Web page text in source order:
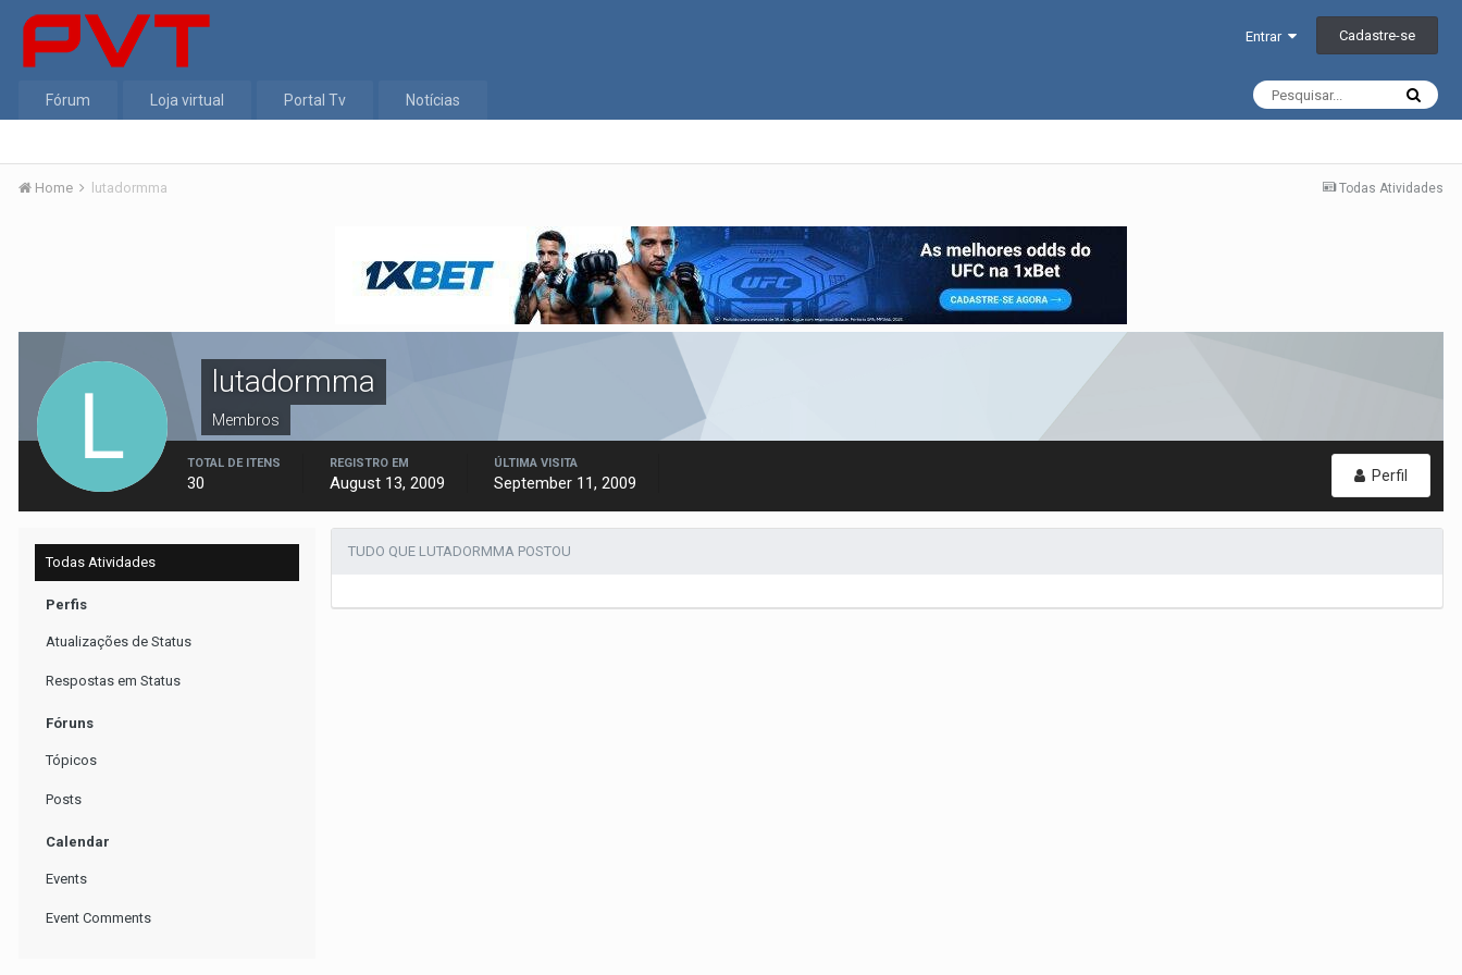
Entrar Cadastre-se
Fórum Loja virtual Portal Tv Notícias
Todas Atividades
Home lutadormma
lutadormma
Membros
Perfil
TOTAL DE ITENS
30
REGISTRO EM
August 13, 2009
ÚLTIMA VISITA
September 11, 2009
Todas Atividades
Perfis
Atualizações de Status
Respostas em Status
Fóruns
Tópicos
Posts
Calendar
Events
Event Comments
TUDO QUE LUTADORMMA POSTOU